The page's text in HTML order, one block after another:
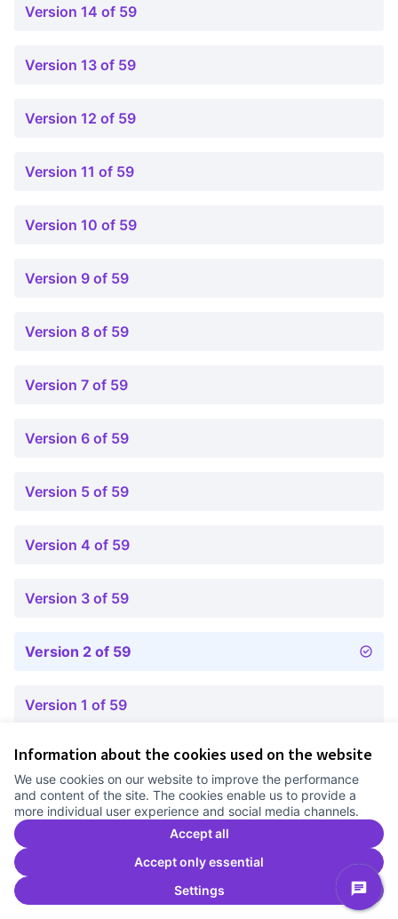
Information about the cookies used on the website
We use cookies on our website to improve the performance
and content of the site. The cookies enable us to provide a
more individual user experience and social media channels.
Accept all
Accept only essential
Settings
Version 14 of 59
Version 13 of 59
Version 12 of 59
Version 11 of 59
Version 10 of 59
Version 9 of 59
Version 8 of 59
Version 7 of 59
Version 6 of 59
Version 5 of 59
Version 4 of 59
Version 3 of 59
Version 2 of 59
Version 1 of 59
Cookie settings
Comunitat Canòdrom at Facebook
(External link)
Comunitat Canòdrom at Instagram
(External link)
Comunitat Canòdrom at YouTube
(External link)
English
Triar la llenguaElegir el idiomaChoose language
(External link)
Website made with